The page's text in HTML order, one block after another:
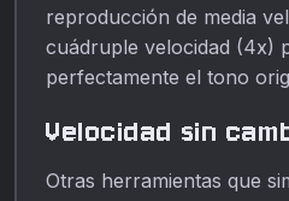
reproducción de media
cuádruple velocidad (4x)
perfectamente el tono
Velocidad sin
Otras herramientas que